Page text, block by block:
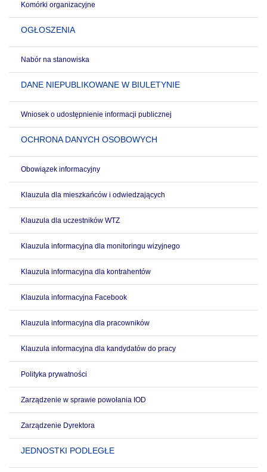
Komórki organizacyjne
OGŁOSZENIA
Nabór na stanowiska
DANE NIEPUBLIKOWANE W BIULETYNIE
Wniosek o udostępnienie informacji publicznej
OCHRONA DANYCH OSOBOWYCH
Obowiązek informacyjny
Klauzula dla mieszkańców i odwiedzających
Klauzula dla uczestników WTZ
Klauzula informacyjna dla monitoringu wizyjnego
Klauzula informacyjna dla kontrahentów
Klauzula informacyjna Facebook
Klauzula informacyjna dla pracowników
Klauzula informacyjna dla kandydatów do pracy
Polityka prywatności
Zarządzenie w sprawie powołania IOD
Zarządzenie Dyrektora
JEDNOSTKI PODLEGŁE